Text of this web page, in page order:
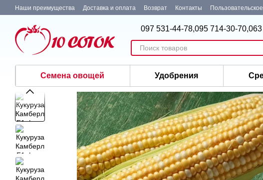
Перейти к основному контенту
Наши преимущества Доставка и оплата Возврат Контакты
097 531-44-78,095 714-30-70,
Семена овощей Удобрения